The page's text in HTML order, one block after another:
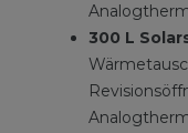
300 L